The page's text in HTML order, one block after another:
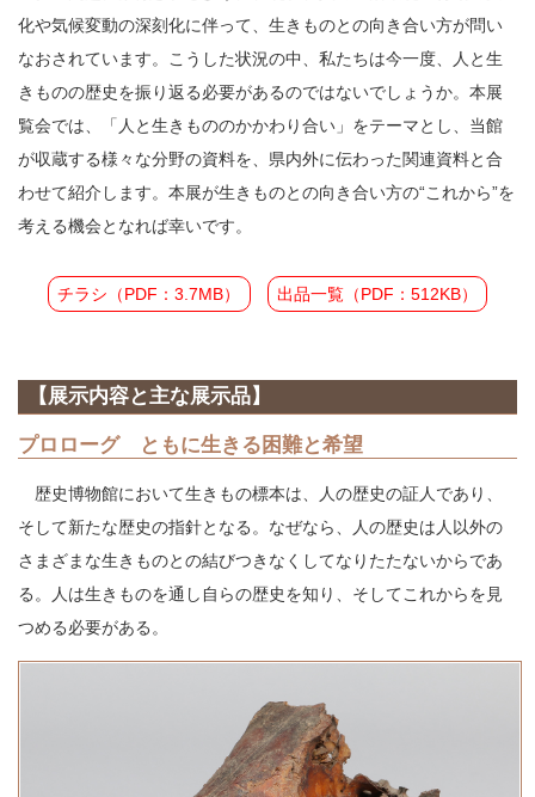
化や気候変動の深刻化に伴って、生きものとの向き合い方が問い
なおされています。こうした状況の中、私たちは今一度、人と生
きものの歴史を振り返る必要があるのではないでしょうか。本展
覧会では、「人と生きもののかかわり合い」をテーマとし、当館
が収蔵する様々な分野の資料を、県内外に伝わった関連資料と合
わせて紹介します。本展が生きものとの向き合い方の“これから”を
考える機会となれば幸いです。
チラシ（PDF：3.7MB） 出品一覧（PDF：512KB）
【展示内容と主な展示品】
プロローグ ともに生きる困難と希望
歴史博物館において生きもの標本は、人の歴史の証人であり、
そして新たな歴史の指針となる。なぜなら、人の歴史は人以外の
さまざまな生きものとの結びつきなくしてなりたたないからであ
る。人は生きものを通し自らの歴史を知り、そしてこれからを見
つめる必要がある。